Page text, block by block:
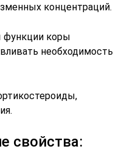
концентраций.
функции коры
необходимость
свойства: